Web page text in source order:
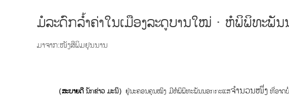
ມໍລະດົກລ້ຳຄ່າໃນເມືອງລະດູບານໃໝ່ · ຫໍພິພິທະພັ
ມາຈາກ:ໜັງສືພິມຢຸນນານ
（ສະບາຍດີນັກຂ່າວ ມະນິ） ຢູ່ນະຄອນຄຸນໝິງ ມີຫໍພິພິທະພັນນອກກະແສຈຳນວນໜຶ່ງ ທີ່ອາດ